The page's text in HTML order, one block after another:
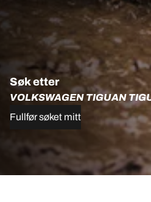
Søk etter
VOLKSWAGEN TIGUAN
Fullfør søket mitt